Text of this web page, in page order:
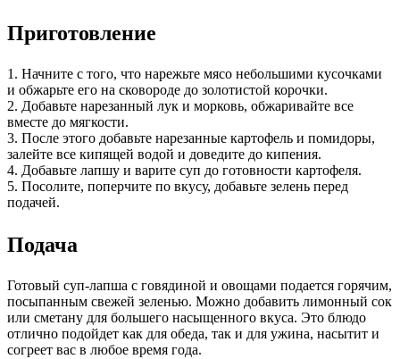
Приготовление
1. Начните с того, что нарежьте мясо небольшими кусочками
и обжарьте его на сковороде до золотистой корочки.
2. Добавьте нарезанный лук и морковь, обжаривайте все
вместе до мягкости.
3. После этого добавьте нарезанные картофель и помидоры,
залейте все кипящей водой и доведите до кипения.
4. Добавьте лапшу и варите суп до готовности картофеля.
5. Посолите, поперчите по вкусу, добавьте зелень перед
подачей.
Подача
Готовый суп-лапша с говядиной и овощами подается горячим,
посыпанным свежей зеленью. Можно добавить лимонный сок
или сметану для большего насыщенного вкуса. Это блюдо
отлично подойдет как для обеда, так и для ужина, насытит и
согреет вас в любое время года.